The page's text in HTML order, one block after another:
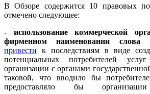
В Обзоре содержится 10 правовых
отмечено следующее:
- использование коммерческой
фирменном наименовании слова
привести к последствиям в виде
потенциальных потребителей
организации с органами
таковой, что вводило бы
предоставляло бы